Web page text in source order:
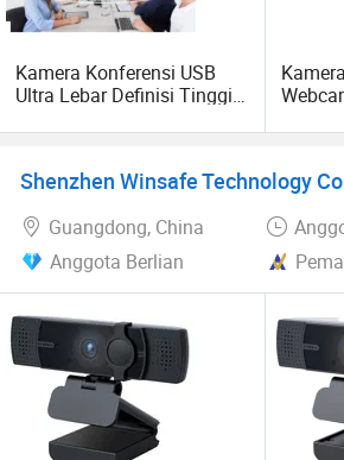
Kamera Konferensi USB
Ultra Lebar Definisi Tinggi
untuk
Daring
Shenzhen Winsafe Technology
Guangdong, China
Anggota Berlian